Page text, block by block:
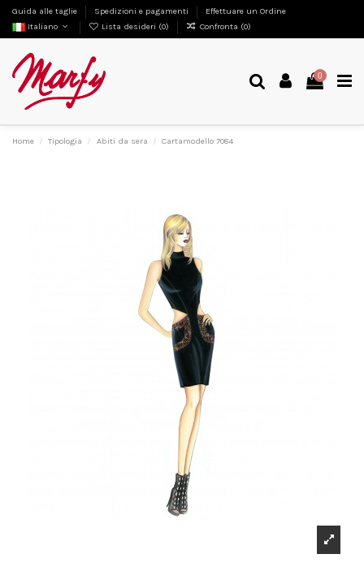
Guida alle taglie Spedizioni e pagamenti
Effettuare un Ordine
Italiano
Lista desideri (0) Confronta (0)
0
Home Tipologia Abiti da sera Cartamodello 7084